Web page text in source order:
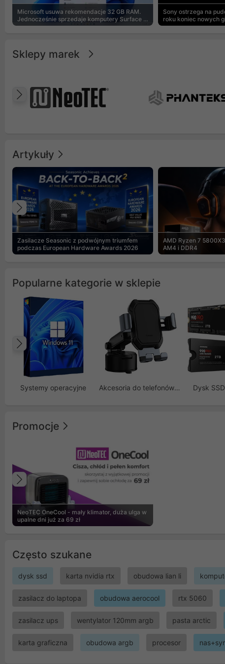
Microsoft usuwa rekomendacje 32 GB RAM.
Jednocześnie sprzedaje komputery Surface z
8 GB
Sony ostrzega na
roku koniec nowych
Sklepy marek
Poprzedni
Artykuły
Zasilacze Seasonic z podwójnym triumfem
podczas European Hardware Awards 2026
AMD Ryzen 7
AM4 i DDR4
Poprzedni
Popularne kategorie w sklepie
Systemy operacyjne Akcesoria do telefonów GSM Dysk
Poprzedni
Promocje
NeoTEC OneCool - mały klimator, duża ulga w
upalne dni już za 69 zł
Poprzedni
Często szukane
dysk ssd karta nvidia rtx obudowa lian li
zasilacz do laptopa obudowa aerocool rtx 5060
zasilacz ups wentylator 120mm argb pasta arctic
karta graficzna obudowa argb procesor